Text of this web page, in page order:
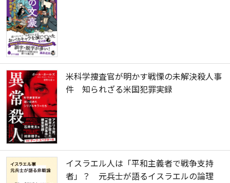
米科学捜査官が明かす戦慄の未解決殺人事
件 知られざる米国犯罪実録
イスラエル人は「平和主義者で戦争支持
者」？ 元兵士が語るイスラエルの論理